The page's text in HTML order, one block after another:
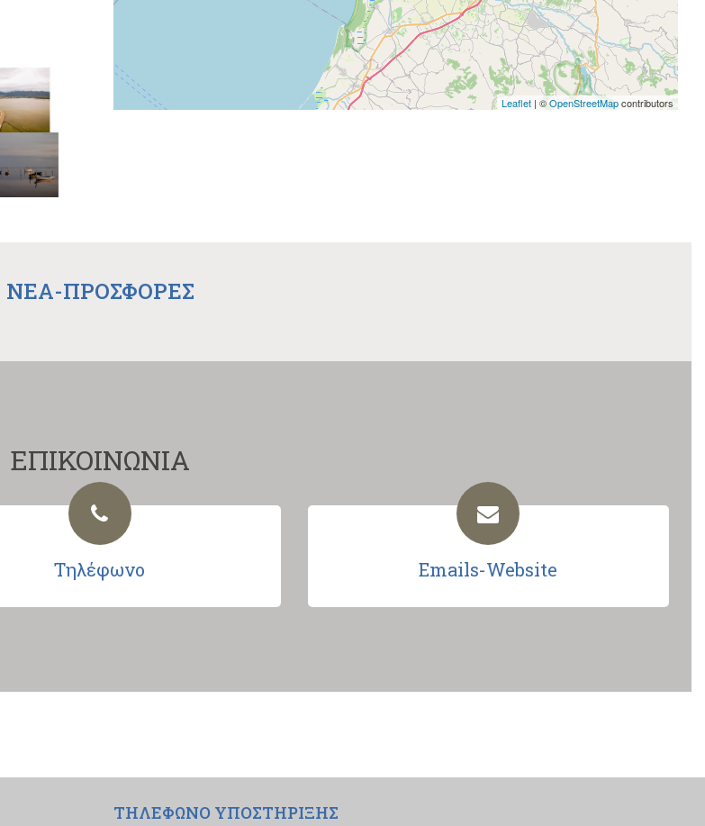
Leaflet | ©OpenStreetMapcontributors
NEA-ΠΡΟΣΦΟΡΕΣ
ΕΠΙΚΟΙΝΩΝΙΑ
Τηλέφωνο Emails-Website
ΤΗΛΕΦΩΝΟ ΥΠΟΣΤΗΡΙΞΗΣ